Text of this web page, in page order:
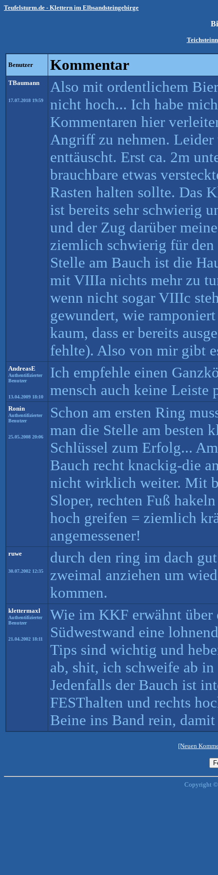
Teufelsturm.de - Klettern im Elbsandsteingebirge
Benutzer Kommentar
TBaumann
17.07.2018 19:59
Also mit ordentlichem
nicht hoch... Ich habe
Kommentaren hier
Angriff zu nehmen.
enttäuscht. Erst ca. 2m
brauchbare etwas
Rasten halten sollte. Das
ist bereits sehr schwierig
und der Zug darüber
ziemlich schwierig für den
Stelle am Bauch ist die
mit VIIIa nichts mehr zu
wenn nicht sogar VIIIc
gewundert, wie
kaum, dass er bereits
fehlte). Also von mir gibt
AndreasE
Authentifizierter
Benutzer
13.04.2009 18:10
Ich empfehle einen
mensch auch keine Leiste
Ronin
Authentifizierter
Benutzer
25.05.2008 20:06
Schon am ersten Ring
man die Stelle am besten
Schlüssel zum Erfolg...
Bauch recht knackig-die
nicht wirklich weiter. Mit
Sloper, rechten Fuß
hoch greifen = ziemlich
angemessener!
ruwe
30.07.2002 12:35
durch den ring im dach
zweimal anziehen um
kommen.
klettermaxl
Authentifizierter
Benutzer
21.04.2002 18:11
Wie im KKF erwähnt über
Südwestwand eine
Tips sind wichtig und
ab, shit, ich schweife ab
Jedenfalls der Bauch ist
FESThalten und rechts
Beine ins Band rein,
[Neuen
Copyright ©